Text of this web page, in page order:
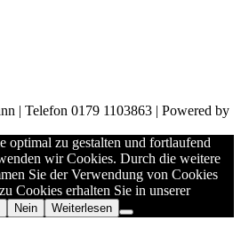
| Telefon 0179 1103863 | Powered by
optimal zu gestalten und fortlaufend
wir Cookies. Durch die weitere
Sie der Verwendung von Cookies
Cookies erhalten Sie in unserer
Nein Weiterlesen